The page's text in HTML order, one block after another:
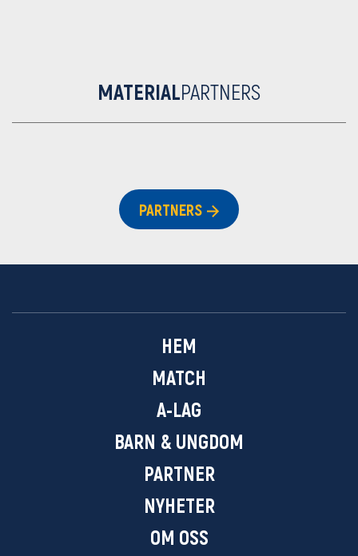
MATERIALPARTNERS
PARTNERS
HEM
MATCH
A-LAG
BARN & UNGDOM
PARTNER
NYHETER
OM OSS